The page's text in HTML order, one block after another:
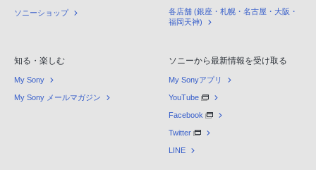
ソニーショップ
各店舗 (銀座・札幌・名古屋・大阪・
福岡天神)
知る・楽しむ
My Sony
My Sony メールマガジン
ソニーから最新情報を受け取る
My Sonyアプリ
YouTube
Facebook
Twitter
LINE